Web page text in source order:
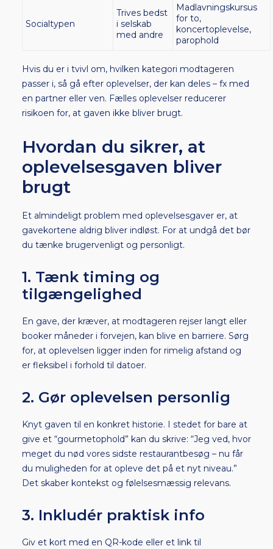
Socialtypen
Trives bedst
i selskab
med andre
Madlavningskursus
for to,
koncertoplevelse,
parophold
Hvis du er i tvivl om, hvilken kategori modtageren
passer i, så gå efter oplevelser, der kan deles – fx med
en partner eller ven. Fælles oplevelser reducerer
risikoen for, at gaven ikke bliver brugt.
Hvordan du sikrer, at
oplevelsesgaven bliver
brugt
Et almindeligt problem med oplevelsesgaver er, at
gavekortene aldrig bliver indløst. For at undgå det bør
du tænke brugervenligt og personligt.
1. Tænk timing og
tilgængelighed
En gave, der kræver, at modtageren rejser langt eller
booker måneder i forvejen, kan blive en barriere. Sørg
for, at oplevelsen ligger inden for rimelig afstand og
er fleksibel i forhold til datoer.
2. Gør oplevelsen personlig
Knyt gaven til en konkret historie. I stedet for bare at
give et “gourmetophold” kan du skrive: “Jeg ved, hvor
meget du nød vores sidste restaurantbesøg – nu får
du muligheden for at opleve det på et nyt niveau.”
Det skaber kontekst og følelsesmæssig relevans.
3. Inkludér praktisk info
Giv et kort med en QR-kode eller et link til